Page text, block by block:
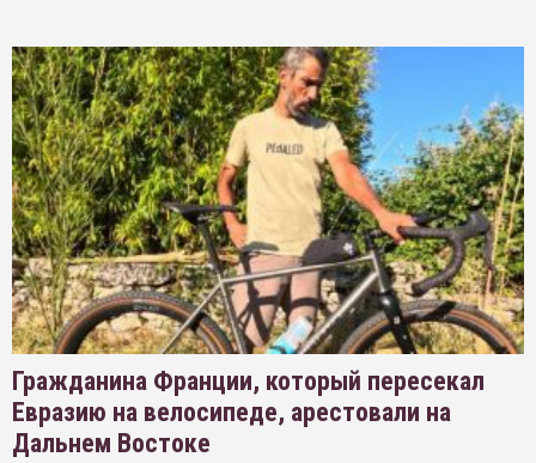
Гражданина Франции, который пересекал
Евразию на велосипеде, арестовали на
Дальнем Востоке